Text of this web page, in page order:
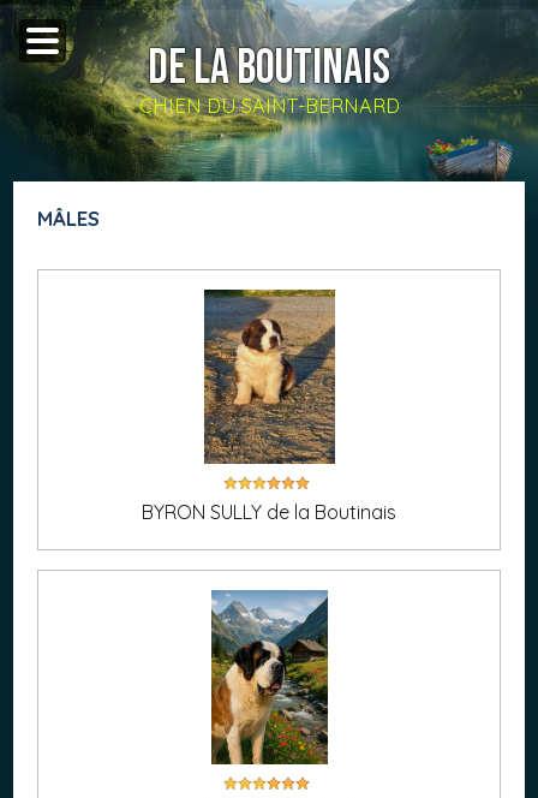
DE LA BOUTINAIS
CHIEN DU SAINT-BERNARD
MÂLES
BYRON SULLY de la Boutinais